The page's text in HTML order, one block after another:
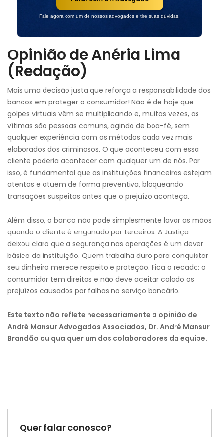
Fale agora com um de nossos advogados e tire suas dúvidas.
Opinião de Anéria Lima
(Redação)
Mais uma decisão justa que reforça a responsabilidade dos
bancos em proteger o consumidor! Não é de hoje que
golpes virtuais vêm se multiplicando e, muitas vezes, as
vítimas são pessoas comuns, agindo de boa-fé, sem
qualquer experiência com os métodos cada vez mais
elaborados dos criminosos. O que aconteceu com essa
cliente poderia acontecer com qualquer um de nós. Por
isso, é fundamental que as instituições financeiras estejam
atentas e atuem de forma preventiva, bloqueando
transações suspeitas antes que o prejuízo aconteça.
Além disso, o banco não pode simplesmente lavar as mãos
quando o cliente é enganado por terceiros. A Justiça
deixou claro que a segurança nas operações é um dever
básico da instituição. Quem trabalha duro para conquistar
seu dinheiro merece respeito e proteção. Fica o recado: o
consumidor tem direitos e não deve aceitar calado os
prejuízos causados por falhas no serviço bancário.
Este texto não reflete necessariamente a opinião de
André Mansur Advogados Associados, Dr. André Mansur
Brandão ou qualquer um dos colaboradores da equipe.
Quer falar conosco?